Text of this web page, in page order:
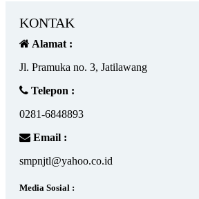
KONTAK
Alamat :
Jl. Pramuka no. 3, Jatilawang
Telepon :
0281-6848893
Email :
smpnjtl@yahoo.co.id
Media Sosial :